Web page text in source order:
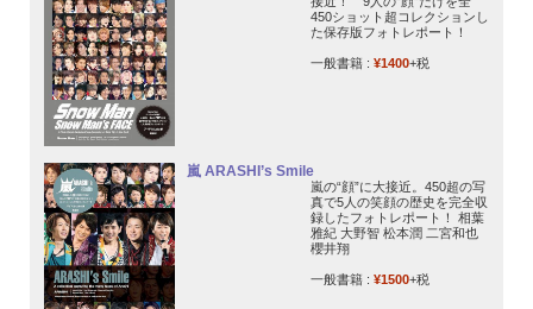
450ショット超コレクションし
た保存版フォトレポート！
一般書籍 : ¥1400+税
嵐 ARASHI’s Smile
嵐の“顔”に大接近。450超の写
真で5人の笑顔の歴史を完全収
録したフォトレポート！ 相葉
雅紀 大野智 松本潤 二宮和也
櫻井翔
一般書籍 : ¥1500+税